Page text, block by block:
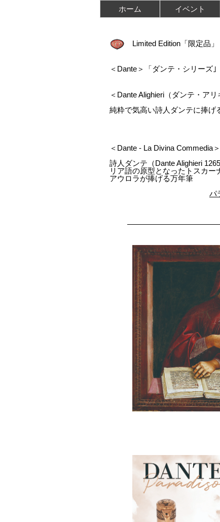
ホーム イベント
Limited Edition「限定品」
＜Dante＞「ダンテ・シリーズ｣
＜Dante Alighieri（ダンテ・アリ
純粋で気高い詩人ダンテに捧げ
＜Dante - La Divina Commedia
詩人ダンテ（Dante Alighieri
リア語の原型となったトスカ
アウロラが捧げる万年筆
パ